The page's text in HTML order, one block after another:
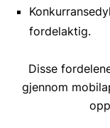
fordelaktig.
Disse
gjennom